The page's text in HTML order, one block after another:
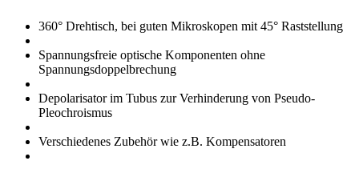
360° Drehtisch, bei guten Mikroskopen mit 45° Raststellung
Spannungsfreie optische Komponenten ohne
Spannungsdoppelbrechung
Depolarisator im Tubus zur Verhinderung von Pseudo-
Pleochroismus
Verschiedenes Zubehör wie z.B. Kompensatoren